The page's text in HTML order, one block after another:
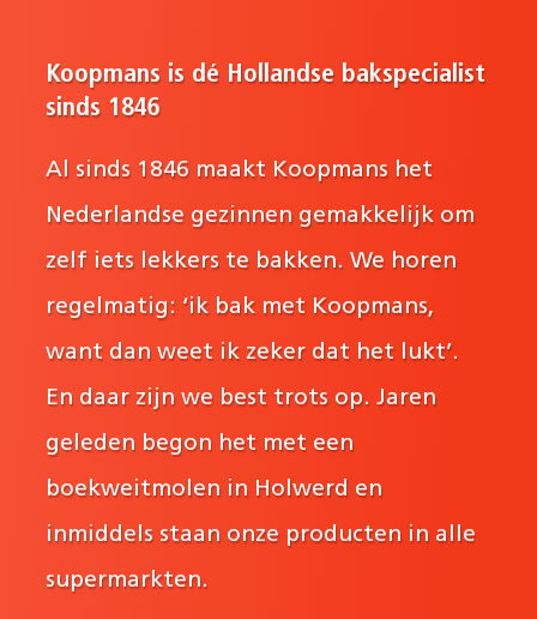
Koopmans is dé Hollandse bakspecialist
sinds 1846
Al sinds 1846 maakt Koopmans het
Nederlandse gezinnen gemakkelijk om
zelf iets lekkers te bakken. We horen
regelmatig: ‘ik bak met Koopmans,
want dan weet ik zeker dat het lukt’.
En daar zijn we best trots op. Jaren
geleden begon het met een
boekweitmolen in Holwerd en
inmiddels staan onze producten in alle
supermarkten.